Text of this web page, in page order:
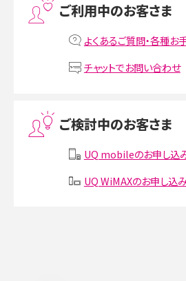
MNOとは？MVNOやMVNEとの違いやメリット・デメ
VPN接続とは？仕組みや必要性、メリット・デメリ
Instagram（インスタグラム）でスクショするとバ
SMSとは？料金やできること、注意点や届かない
ご利用中のお客さま
よくあるご質問・各種お
チャットでお問い合わせ
ご検討中のお客さま
UQ mobileのお申し込
UQ WiMAXのお申し込